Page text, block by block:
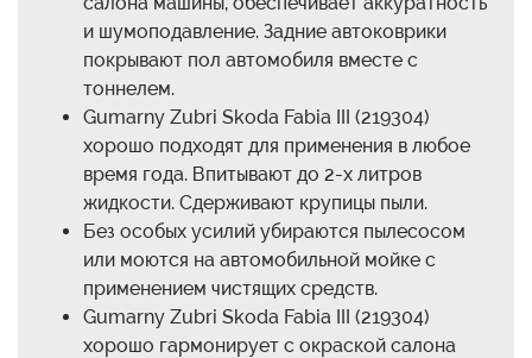
и шумоподавление. Задние автоковрики
покрывают пол автомобиля вместе с
тоннелем.
Gumarny Zubri Skoda Fabia III (219304)
хорошо подходят для применения в любое
время года. Впитывают до 2-х литров
жидкости. Сдерживают крупицы пыли.
Без особых усилий убираются пылесосом
или моются на автомобильной мойке с
применением чистящих средств.
Gumarny Zubri Skoda Fabia III (219304)
хорошо гармонирует с окраской салона